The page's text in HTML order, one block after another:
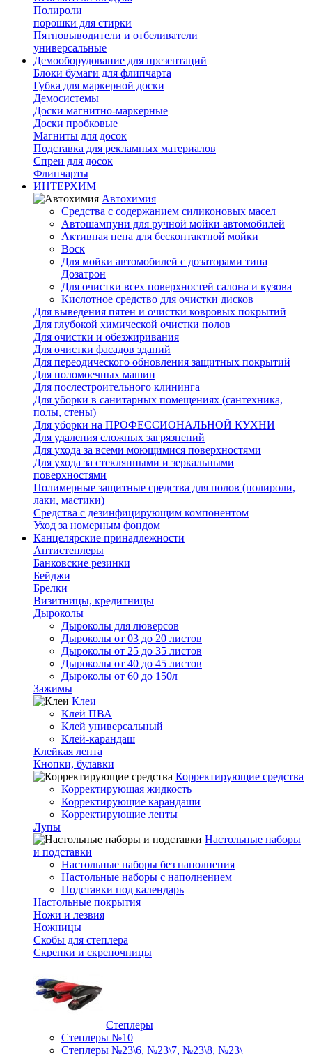
Полироли
порошки для стирки
Пятновыводители и отбеливатели
универсальные
Демооборудование для презентаций
Блоки бумаги для флипчарта
Губка для маркерной доски
Демосистемы
Доски магнитно-маркерные
Доски пробковые
Магниты для досок
Подставка для рекламных материалов
Спреи для досок
Флипчарты
ИНТЕРХИМ
Автохимия
Cредства с содержанием силиконовых масел
Автошампуни для ручной мойки автомобилей
Активная пена для бесконтактной мойки
Воск
Для мойки автомобилей с дозаторами типа
Дозатрон
Для очистки всех поверхностей салона и кузова
Кислотное средство для очистки дисков
Для выведения пятен и очистки ковровых покрытий
Для глубокой химической очистки полов
Для очистки и обезжиривания
Для очистки фасадов зданий
Для переодического обновления защитных покрытий
Для поломоечных машин
Для послестроительного клининга
Для уборки в санитарных помещениях (сантехника,
полы, стены)
Для уборки на ПРОФЕССИОНАЛЬНОЙ КУХНИ
Для удаления сложных загрязнений
Для ухода за всеми моющимися поверхностями
Для ухода за стеклянными и зеркальными
поверхностями
Полимерные защитные средства для полов (полироли,
лаки, мастики)
Средства с дезинфицирующим компонентом
Уход за номерным фондом
Канцелярские принадлежности
Антистеплеры
Банковские резинки
Бейджи
Брелки
Визитницы, кредитницы
Дыроколы
Дыроколы для люверсов
Дыроколы от 03 до 20 листов
Дыроколы от 25 до 35 листов
Дыроколы от 40 до 45 листов
Дыроколы от 60 до 150л
Зажимы
Клеи
Клей ПВА
Клей универсальный
Клей-карандаш
Клейкая лента
Кнопки, булавки
Корректирующие средства
Корректирующая жидкость
Корректирующие карандаши
Корректирующие ленты
Лупы
Настольные наборы
и подставки
Настольные наборы без наполнения
Настольные наборы с наполнением
Подставки под календарь
Настольные покрытия
Ножи и лезвия
Ножницы
Скобы для степлера
Скрепки и скрепочницы
Степлеры
Степлеры №10
Степлеры №23\6, №23\7, №23\8, №23\